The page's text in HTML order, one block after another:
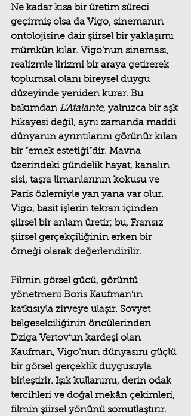
Ne kadar kısa bir üretim süreci
geçirmiş olsa da Vigo, sinemanın
ontolojisine dair şiirsel bir yaklaşımı
mümkün kılar. Vigo’nun sineması,
realizmle lirizmi bir araya getirerek
toplumsal olanı bireysel duygu
düzeyinde yeniden kurar. Bu
bakımdan L’Atalante, yalnızca bir aşk
hikayesi değil, aynı zamanda maddi
dünyanın ayrıntılarını görünür kılan
bir “emek estetiği”dir. Mavna
üzerindeki gündelik hayat, kanalın
sisi, taşra limanlarının kokusu ve
Paris özlemiyle yan yana var olur.
Vigo, basit işlerin tekrarı içinden
şiirsel bir anlam üretir; bu, Fransız
şiirsel gerçekçiliğinin erken bir
örneği olarak değerlendirilir.
Filmin görsel gücü, görüntü
yönetmeni Boris Kaufman’ın
katkısıyla zirveye ulaşır. Sovyet
belgeselciliğinin öncülerinden
Dziga Vertov’un kardeşi olan
Kaufman, Vigo’nun dünyasını güçlü
bir görsel gerçeklik duygusuyla
birleştirir. Işık kullanımı, derin odak
tercihleri ve doğal mekân çekimleri,
filmin şiirsel yönünü somutlaştırır.